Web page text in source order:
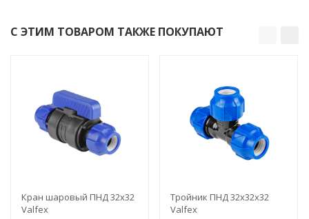
С ЭТИМ ТОВАРОМ ТАКЖЕ ПОКУПАЮТ
Кран шаровый ПНД 32х32
Valfex
Тройник ПНД 32х32х32
Valfex